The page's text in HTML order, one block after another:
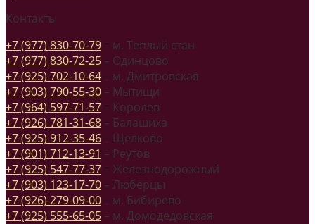
Контакты
+7 (977) 830-70-79 – м. Теплый стан
+7 (977) 830-72-25 – Одинцово
+7 (925) 702-10-64 – м. Дмитровская
+7 (903) 790-55-30 – Мытищи
+7 (964) 597-71-57 – Королев
+7 (926) 781-31-68 – Балашиха
+7 (925) 912-35-46 – Щелково
+7 (901) 712-13-91 – Реутов
+7 (925) 547-77-37 – Железнодорожный
+7 (903) 123-17-70 – Люберцы
+7 (926) 279-09-00 – м. Бибирево
+7 (925) 555-65-05 – м. Домодедовская